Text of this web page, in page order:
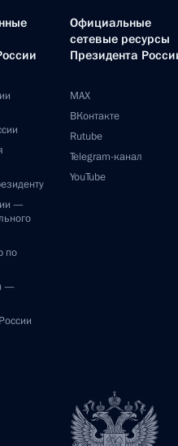
—
по
—
Официальные
сетевые ресурсы
Президента
MAX
ВКонтакте
Rutube
Telegram-канал
YouTube